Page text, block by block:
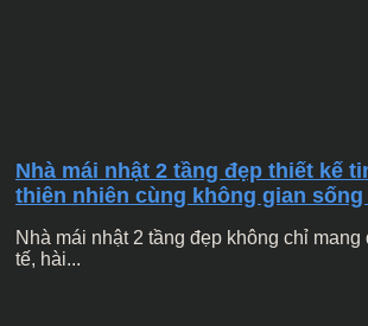
Nhà mái nhật 2 tầng đẹp thiết kế
thiên nhiên cùng không gian
Nhà mái nhật 2 tầng đẹp không chỉ mang
tế, hài...